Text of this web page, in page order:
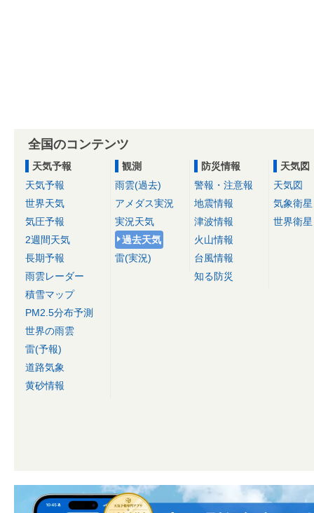
全国のコンテンツ
天気予報
天気予報
世界天気
気圧予報
2週間天気
長期予報
雨雲レーダー
積雪マップ
PM2.5分布予測
世界の雨雲
雷(予報)
道路気象
黄砂情報
観測
雨雲(過去)
アメダス実況
実況天気
過去天気
雷(実況)
防災情報
警報・注意報
地震情報
津波情報
火山情報
台風情報
知る防災
天気図
天気図
気象衛星
世界衛星